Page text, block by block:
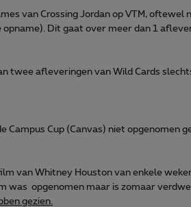
van Crossing Jordan op VTM, oftewel
Dit gaat over meer dan 1
twee afleveringen van Wild Cards
Campus Cup (Canvas) niet opgenomen
van Whitney Houston van enkele
was opgenomen maar is zomaar
gezien.